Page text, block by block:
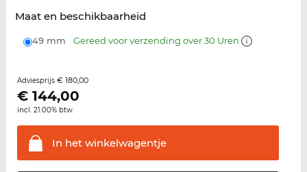
Maat en beschikbaarheid
49 mm Gereed voor verzending over 30 Uren
Adviesprijs € 180,00
€ 144,00
incl. 21.00% btw.
In hetwinkelwagentje